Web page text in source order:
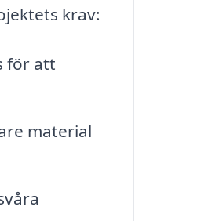
krav:
för att
material